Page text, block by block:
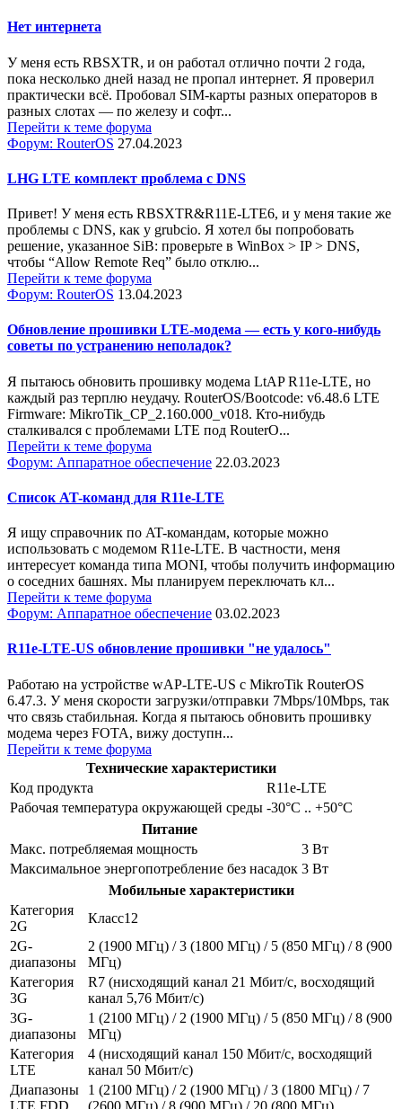
Нет интернета
У меня есть RBSXTR, и он работал отлично почти 2 года,
пока несколько дней назад не пропал интернет. Я проверил
практически всё. Пробовал SIM-карты разных операторов в
разных слотах — по железу и софт...
Перейти к теме форума
Форум: RouterOS 27.04.2023
LHG LTE комплект проблема с DNS
Привет! У меня есть RBSXTR&R11E-LTE6, и у меня такие же
проблемы с DNS, как у grubcio. Я хотел бы попробовать
решение, указанное SiB: проверьте в WinBox > IP > DNS,
чтобы “Allow Remote Req” было отклю...
Перейти к теме форума
Форум: RouterOS 13.04.2023
Обновление прошивки LTE-модема — есть у кого-нибудь
советы по устранению неполадок?
Я пытаюсь обновить прошивку модема LtAP R11e-LTE, но
каждый раз терплю неудачу. RouterOS/Bootcode: v6.48.6 LTE
Firmware: MikroTik_CP_2.160.000_v018. Кто-нибудь
сталкивался с проблемами LTE под RouterO...
Перейти к теме форума
Форум: Аппаратное обеспечение 22.03.2023
Список AT-команд для R11e-LTE
Я ищу справочник по AT-командам, которые можно
использовать с модемом R11e-LTE. В частности, меня
интересует команда типа MONI, чтобы получить информацию
о соседних башнях. Мы планируем переключать кл...
Перейти к теме форума
Форум: Аппаратное обеспечение 03.02.2023
R11e-LTE-US обновление прошивки "не удалось"
Работаю на устройстве wAP-LTE-US с MikroTik RouterOS
6.47.3. У меня скорости загрузки/отправки 7Mbps/10Mbps, так
что связь стабильная. Когда я пытаюсь обновить прошивку
модема через FOTA, вижу доступн...
Перейти к теме форума
Технические характеристики
Код продукта
R11e-LTE
Рабочая температура окружающей среды -30°С .. +50°С
Питание
Макс. потребляемая мощность
3 Вт
Максимальное энергопотребление без насадок 3 Вт
Мобильные характеристики
Категория
2G
Класс12
2G-
диапазоны
2 (1900 МГц) / 3 (1800 МГц) / 5 (850 МГц) / 8 (900
МГц)
Категория
3G
R7 (нисходящий канал 21 Мбит/с, восходящий
канал 5,76 Мбит/с)
3G-
диапазоны
1 (2100 МГц) / 2 (1900 МГц) / 5 (850 МГц) / 8 (900
МГц)
Категория
LTE
4 (нисходящий канал 150 Мбит/с, восходящий
канал 50 Мбит/с)
Диапазоны
LTE FDD
1 (2100 МГц) / 2 (1900 МГц) / 3 (1800 МГц) / 7
(2600 МГц) / 8 (900 МГц) / 20 (800 МГц)